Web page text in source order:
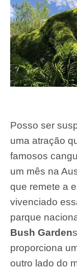
Posso ser
uma atração
famosos
um mês na
que remete a
vivenciado
parque
Bush Garden
proporciona
outro lado do